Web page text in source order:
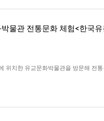
물관 전통문화 체험<한국유
위치한 유교문화박물관을 방문해 전통